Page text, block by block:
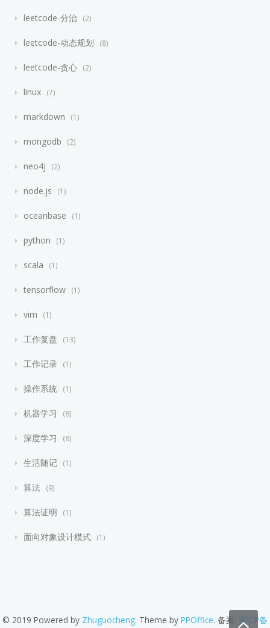
leetcode-分治 2
leetcode-动态规划 8
leetcode-贪心 2
linux 7
markdown 1
mongodb 2
neo4j 2
node.js 1
oceanbase 1
python 1
scala 1
tensorflow 1
vim 1
工作复盘 13
工作记录 1
操作系统 1
机器学习 8
深度学习 8
生活随记 1
算法 9
算法证明 1
面向对象设计模式 1
© 2019 Powered by Zhuguocheng. Theme by PPOffice. 备案: 冀ICP备